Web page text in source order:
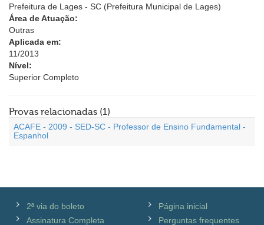
Prefeitura de Lages - SC (Prefeitura Municipal de Lages)
Área de Atuação:
Outras
Aplicada em:
11/2013
Nível:
Superior Completo
Provas relacionadas (1)
ACAFE - 2009 - SED-SC - Professor de Ensino Fundamental -
Espanhol
2ª via do boleto
Assinatura Completa
Página inicial
Perguntas frequentes